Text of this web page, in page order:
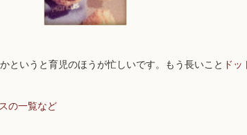
というと育児のほうが忙しいです。もう長いこと ド
の一覧など